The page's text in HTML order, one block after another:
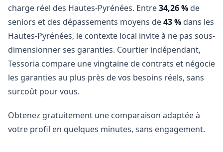
charge réel des Hautes-Pyrénées. Entre34,26 % de
seniors et des dépassements moyens de43 % dans les
Hautes-Pyrénées, le contexte local invite à ne pas sous-
dimensionner ses garanties. Courtier indépendant,
Tessoria compare une vingtaine de contrats et négocie
les garanties au plus près de vos besoins réels, sans
surcoût pour vous.
Obtenez gratuitement une comparaison adaptée à
votre profil en quelques minutes, sans engagement.